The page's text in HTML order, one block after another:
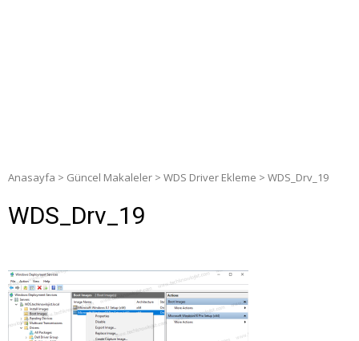
Anasayfa > Güncel Makaleler > WDS Driver Ekleme > WDS_Drv_19
WDS_Drv_19